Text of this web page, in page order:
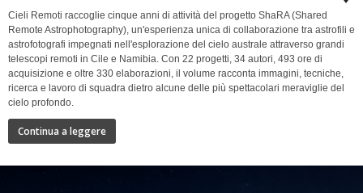
Cieli Remoti raccoglie cinque anni di attività del progetto ShaRA (Shared
Remote Astrophotography), un'esperienza unica di collaborazione tra astrofili e
astrofotografi impegnati nell'esplorazione del cielo australe attraverso grandi
telescopi remoti in Cile e Namibia. Con 22 progetti, 34 autori, 493 ore di
acquisizione e oltre 330 elaborazioni, il volume racconta immagini, tecniche,
ricerca e lavoro di squadra dietro alcune delle più spettacolari meraviglie del
cielo profondo.
Continua a leggere